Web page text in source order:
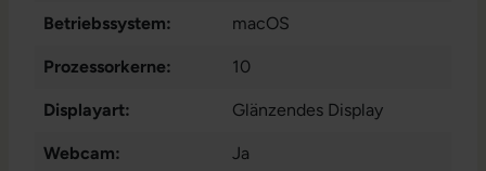
Betriebssystem: macOS
Prozessorkerne: 10
Displayart: Glänzendes Display
Webcam: Ja